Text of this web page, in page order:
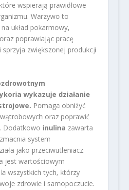
wspierają prawidłowe
Warzywo to
układ pokarmowy,
poprawiając pracę
zwiększonej produkcji
wykazuje działanie
Pomaga obniżyć
oraz poprawić
Dodatkowo inulina zawarta
system
jako przeciwutleniacz.
jest wartościowym
wszystkich tych, którzy
zdrowie i samopoczucie.